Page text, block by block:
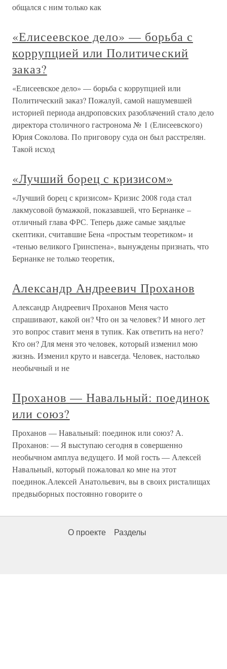
общался с ним только как
«Елисеевское дело» — борьба с
коррупцией или Политический
заказ?
«Елисеевское дело» — борьба с коррупцией или
Политический заказ? Пожалуй, самой нашумевшей
историей периода андроповских разоблачений стало дело
директора столичного гастронома № 1 (Елисеевского)
Юрия Соколова. По приговору суда он был расстрелян.
Такой исход
«Лучший борец с кризисом»
«Лучший борец с кризисом» Кризис 2008 года стал
лакмусовой бумажкой, показавшей, что Бернанке –
отличный глава ФРС. Теперь даже самые заядлые
скептики, считавшие Бена «простым теоретиком» и
«тенью великого Гринспена», вынуждены признать, что
Бернанке не только теоретик,
Александр Андреевич Проханов
Александр Андреевич Проханов Меня часто
спрашивают, какой он? Что он за человек? И много лет
это вопрос ставит меня в тупик. Как ответить на него?
Кто он? Для меня это человек, который изменил мою
жизнь. Изменил круто и навсегда. Человек, настолько
необычный и не
Проханов — Навальный: поединок
или союз?
Проханов — Навальный: поединок или союз? А.
Проханов: — Я выступаю сегодня в совершенно
необычном амплуа ведущего. И мой гость — Алексей
Навальный, который пожаловал ко мне на этот
поединок.Алексей Анатольевич, вы в своих ристалищах
предвыборных постоянно говорите о
О проекте Разделы